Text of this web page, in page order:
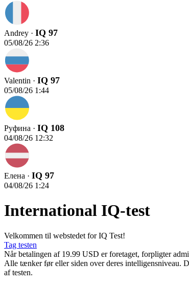
Andrey · IQ 97
05/08/26 2:36
Valentin · IQ 97
05/08/26 1:44
Руфина · IQ 108
04/08/26 12:32
Елена · IQ 97
04/08/26 1:24
International IQ-test
Velkommen til webstedet for IQ Test!
Tag testen
Når betalingen af 19.99 USD er foretaget, forpligter
Alle tænker før eller siden over deres intelligensniveau.
af testen.